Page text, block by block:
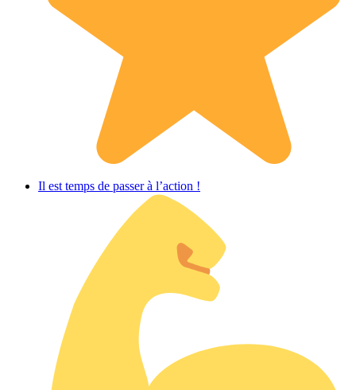
Il est temps de passer à l’action !